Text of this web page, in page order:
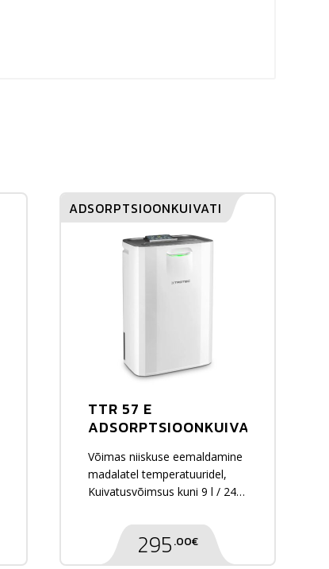
TTR 57 E
ADSORPTSIOONKUIVATI
Võimas niiskuse eemaldamine
madalatel temperatuuridel,
Kuivatusvõimsus kuni 9 l / 24
adsorptsiooni tehnoloogia
295.00€